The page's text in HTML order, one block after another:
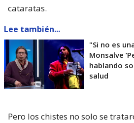
cataratas.
Lee también...
"Si no es
Monsalve
hablando
salud
Pero los chistes no solo se